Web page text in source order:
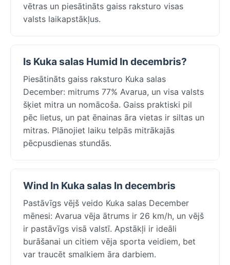
vētras un piesātināts gaiss raksturo visas
valsts laikapstākļus.
Is Kuka salas Humid In decembris?
Piesātināts gaiss raksturo Kuka salas
December: mitrums 77% Avarua, un visa valsts
šķiet mitra un nomācoša. Gaiss praktiski pil
pēc lietus, un pat ēnainas āra vietas ir siltas un
mitras. Plānojiet laiku telpās mitrākajās
pēcpusdienas stundās.
Wind In Kuka salas In decembris
Pastāvīgs vējš veido Kuka salas December
mēnesi: Avarua vēja ātrums ir 26 km/h, un vējš
ir pastāvīgs visā valstī. Apstākļi ir ideāli
burāšanai un citiem vēja sporta veidiem, bet
var traucēt smalkiem āra darbiem.